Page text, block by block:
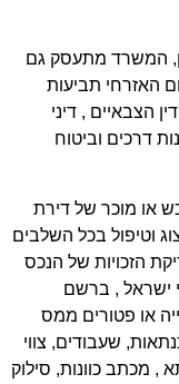
המשרד מתעסק גם
האזרחי תביעות
הצבאיים , דיני
דרכים וביטוח
או מוכר של דירת
וטיפול בכל השלבים
הזכויות של הנכס
ישראל , ברשם
או פטורים ממס
שעבודים, צווי
, מכתב כוונות, סילוק